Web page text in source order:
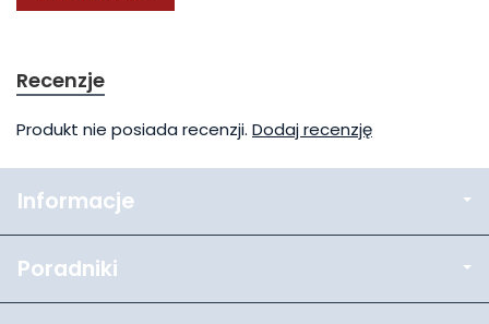
Recenzje
Produkt nie posiada recenzji. Dodaj recenzję
Informacje
Poradniki